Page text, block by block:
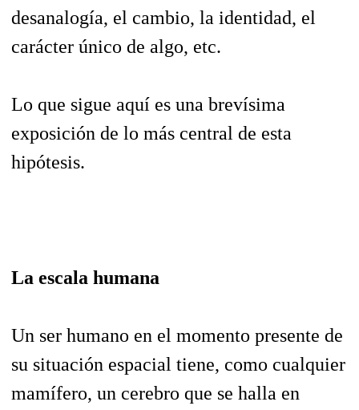
desanalogía, el cambio, la identidad, el
carácter único de algo, etc.
Lo que sigue aquí es una brevísima
exposición de lo más central de esta
hipótesis.
La escala humana
Un ser humano en el momento presente de
su situación espacial tiene, como cualquier
mamífero, un cerebro que se halla en